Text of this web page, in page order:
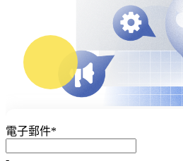
電子郵件*